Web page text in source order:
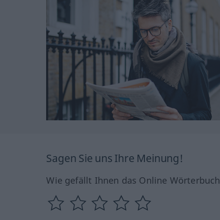
Sagen Sie uns Ihre Meinung!
Wie gefällt Ihnen das Online